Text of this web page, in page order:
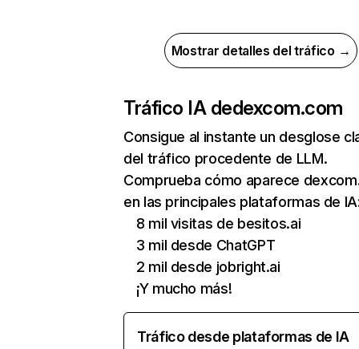
Mostrar detalles del tráfico →
Tráfico IA dedexcom.com
Consigue al instante un desglose
del tráfico procedente de LLM.
Comprueba cómo aparece
en las principales plataformas de
8 mil visitas de besitos.ai
3 mil desde ChatGPT
2 mil desde jobright.ai
¡Y mucho más!
Tráfico desde plataformas de IA